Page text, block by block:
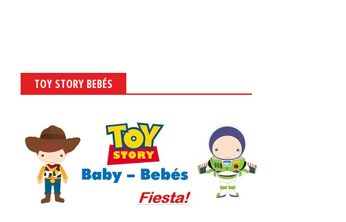
TOY STORY BEBÉS